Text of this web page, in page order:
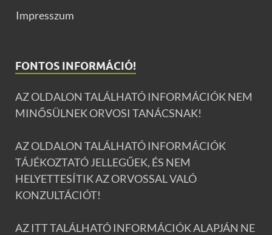
Impresszum
FONTOS INFORMÁCIÓ!
AZ OLDALON TALÁLHATÓ INFORMÁCIÓK NEM
MINŐSÜLNEK ORVOSI TANÁCSNAK!
AZ OLDALON TALÁLHATÓ INFORMÁCIÓK
TÁJÉKOZTATÓ JELLEGŰEK, ÉS NEM
HELYETTESÍTIK AZ ORVOSSAL VALÓ
KONZULTÁCIÓT!
AZ ITT TALÁLHATÓ INFORMÁCIÓK ALAPJÁN NE